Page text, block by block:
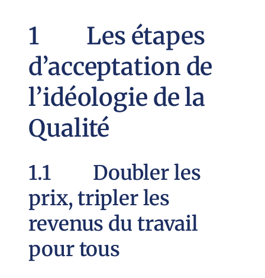
1 Les étapes
d’acceptation de
l’idéologie de la
Qualité
1.1 Doubler les
prix, tripler les
revenus du travail
pour tous